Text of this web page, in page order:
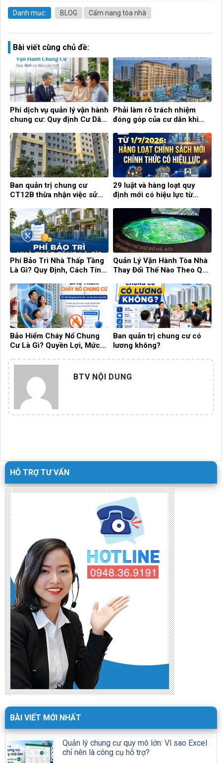
Danh mục: BLOG Cẩm nang tòa nhà
Bài viết cùng chủ đề:
Phí dịch vụ quản lý vận hành
chung cư: Quy định Cư Dân
Phải làm rõ trách nhiệm
đóng góp của cư dân khi
Ban quản trị chung cư
CT12B thừa nhận việc sử
29 luật và hàng loạt quy
định mới có hiệu lực từ
Phí Bảo Trì Nhà Thấp Tầng
Là Gì? Quy Định, Cách Tính
Quản Lý Vận Hành Tòa Nhà
Thay Đổi Thế Nào Theo Quy
Bảo Hiểm Cháy Nổ Chung
Cư Là Gì? Quyền Lợi, Mức
Ban quản trị chung cư có
lương không?
BTV NỘI DUNG
HỖ TRỢ TƯ VẤN
BÀI VIẾT MỚI NHẤT
Quản lý chung cư quy mô lớn: Vì sao Excel
chỉ nên là công cụ hỗ trợ?